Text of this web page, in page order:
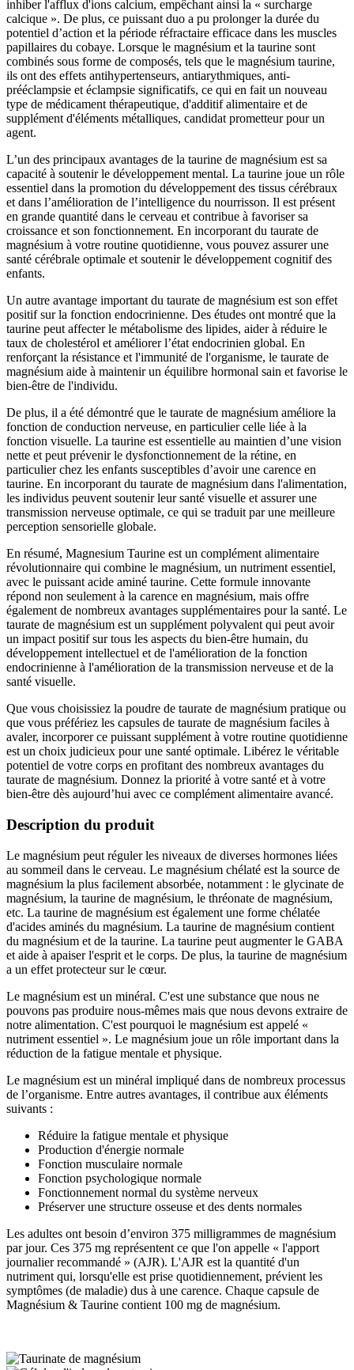
inhiber l'afflux d'ions calcium, empêchant ainsi la « surcharge
calcique ». De plus, ce puissant duo a pu prolonger la durée du
potentiel d’action et la période réfractaire efficace dans les muscles
papillaires du cobaye. Lorsque le magnésium et la taurine sont
combinés sous forme de composés, tels que le magnésium taurine,
ils ont des effets antihypertenseurs, antiarythmiques, anti-
prééclampsie et éclampsie significatifs, ce qui en fait un nouveau
type de médicament thérapeutique, d'additif alimentaire et de
supplément d'éléments métalliques, candidat prometteur pour un
agent.
L’un des principaux avantages de la taurine de magnésium est sa
capacité à soutenir le développement mental. La taurine joue un rôle
essentiel dans la promotion du développement des tissus cérébraux
et dans l’amélioration de l’intelligence du nourrisson. Il est présent
en grande quantité dans le cerveau et contribue à favoriser sa
croissance et son fonctionnement. En incorporant du taurate de
magnésium à votre routine quotidienne, vous pouvez assurer une
santé cérébrale optimale et soutenir le développement cognitif des
enfants.
Un autre avantage important du taurate de magnésium est son effet
positif sur la fonction endocrinienne. Des études ont montré que la
taurine peut affecter le métabolisme des lipides, aider à réduire le
taux de cholestérol et améliorer l’état endocrinien global. En
renforçant la résistance et l'immunité de l'organisme, le taurate de
magnésium aide à maintenir un équilibre hormonal sain et favorise le
bien-être de l'individu.
De plus, il a été démontré que le taurate de magnésium améliore la
fonction de conduction nerveuse, en particulier celle liée à la
fonction visuelle. La taurine est essentielle au maintien d’une vision
nette et peut prévenir le dysfonctionnement de la rétine, en
particulier chez les enfants susceptibles d’avoir une carence en
taurine. En incorporant du taurate de magnésium dans l'alimentation,
les individus peuvent soutenir leur santé visuelle et assurer une
transmission nerveuse optimale, ce qui se traduit par une meilleure
perception sensorielle globale.
En résumé, Magnesium Taurine est un complément alimentaire
révolutionnaire qui combine le magnésium, un nutriment essentiel,
avec le puissant acide aminé taurine. Cette formule innovante
répond non seulement à la carence en magnésium, mais offre
également de nombreux avantages supplémentaires pour la santé. Le
taurate de magnésium est un supplément polyvalent qui peut avoir
un impact positif sur tous les aspects du bien-être humain, du
développement intellectuel et de l'amélioration de la fonction
endocrinienne à l'amélioration de la transmission nerveuse et de la
santé visuelle.
Que vous choisissiez la poudre de taurate de magnésium pratique ou
que vous préfériez les capsules de taurate de magnésium faciles à
avaler, incorporer ce puissant supplément à votre routine quotidienne
est un choix judicieux pour une santé optimale. Libérez le véritable
potentiel de votre corps en profitant des nombreux avantages du
taurate de magnésium. Donnez la priorité à votre santé et à votre
bien-être dès aujourd’hui avec ce complément alimentaire avancé.
Description du produit
Le magnésium peut réguler les niveaux de diverses hormones liées
au sommeil dans le cerveau. Le magnésium chélaté est la source de
magnésium la plus facilement absorbée, notamment : le glycinate de
magnésium, la taurine de magnésium, le thréonate de magnésium,
etc. La taurine de magnésium est également une forme chélatée
d'acides aminés du magnésium. La taurine de magnésium contient
du magnésium et de la taurine. La taurine peut augmenter le GABA
et aide à apaiser l'esprit et le corps. De plus, la taurine de magnésium
a un effet protecteur sur le cœur.
Le magnésium est un minéral. C'est une substance que nous ne
pouvons pas produire nous-mêmes mais que nous devons extraire de
notre alimentation. C'est pourquoi le magnésium est appelé «
nutriment essentiel ». Le magnésium joue un rôle important dans la
réduction de la fatigue mentale et physique.
Le magnésium est un minéral impliqué dans de nombreux processus
de l’organisme. Entre autres avantages, il contribue aux éléments
suivants :
Réduire la fatigue mentale et physique
Production d'énergie normale
Fonction musculaire normale
Fonction psychologique normale
Fonctionnement normal du système nerveux
Préserver une structure osseuse et des dents normales
Les adultes ont besoin d’environ 375 milligrammes de magnésium
par jour. Ces 375 mg représentent ce que l'on appelle « l'apport
journalier recommandé » (AJR). L'AJR est la quantité d'un
nutriment qui, lorsqu'elle est prise quotidiennement, prévient les
symptômes (de maladie) dus à une carence. Chaque capsule de
Magnésium & Taurine contient 100 mg de magnésium.